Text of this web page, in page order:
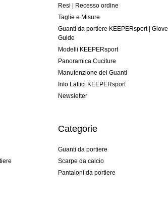
Resi | Recesso ordine
Taglie e Misure
Guanti da portiere KEEPERsport | Glove
Guide
Modelli KEEPERsport
Panoramica Cuciture
Manutenzione dei Guanti
Info Lattici KEEPERsport
Newsletter
Categorie
Guanti da portiere
Scarpe da calcio
Pantaloni da portiere